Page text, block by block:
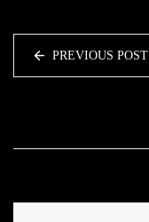
PREVIOUS POST